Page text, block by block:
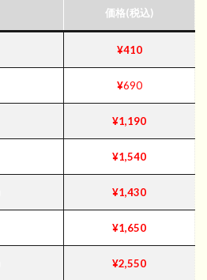
価格(税込)
¥410
¥690
¥1,190
¥1,540
¥1,430
¥1,650
¥2,550